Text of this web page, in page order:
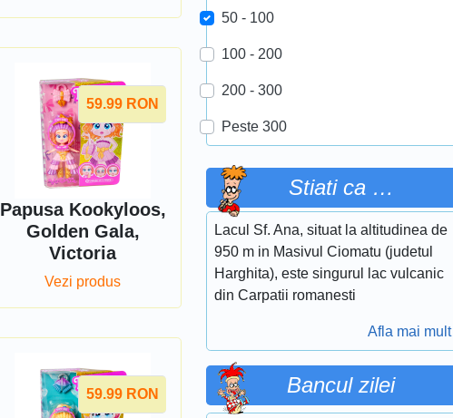
59.99 RON
Papusa Kookyloos,
Golden Gala,
Victoria
Vezi produs
59.99 RON
50 - 100
100 - 200
200 - 300
Peste 300
Stiati ca …
Lacul Sf. Ana, situat la altitudinea de
950 m in Masivul Ciomatu (judetul
Harghita), este singurul lac vulcanic
din Carpatii romanesti
Afla mai mult
Bancul zilei